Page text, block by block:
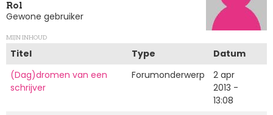
Rol
Gewone gebruiker
MIJN INHOUD
Titel Type
Datum
(Dag)dromen van een
schrijver
Forumonderwerp
2 apr
2013 -
13:08